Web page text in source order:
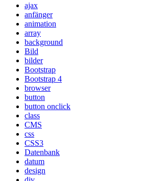
ajax
anfänger
animation
array
background
Bild
bilder
Bootstrap
Bootstrap 4
browser
button
button onclick
class
CMS
css
CSS3
Datenbank
datum
design